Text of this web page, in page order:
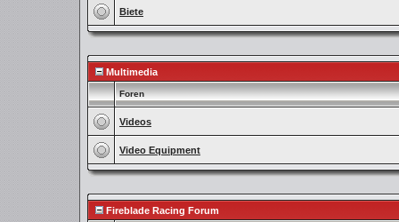
Biete
Multimedia
Foren
Videos
Video Equipment
Fireblade Racing Forum